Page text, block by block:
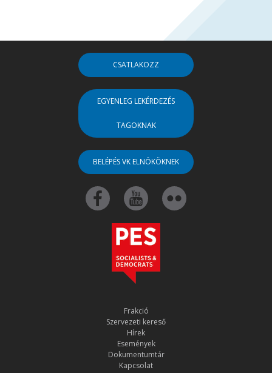
CSATLAKOZZ
EGYENLEG LEKÉRDEZÉS
TAGOKNAK
BELÉPÉS VK ELNÖKÖKNEK
Frakció
Szervezeti kereső
Hírek
Események
Dokumentumtár
Kapcsolat